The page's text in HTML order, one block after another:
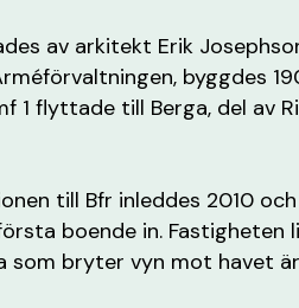
av arkitekt Erik
byggdes
1 flyttade till Berga, del av
till Bfr inleddes 2010
boende in. Fastigheten
som bryter vyn mot havet